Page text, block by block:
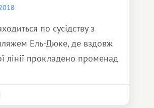
по сусідству з
Ель-Дюке, де вздовж
лінії прокладено променад